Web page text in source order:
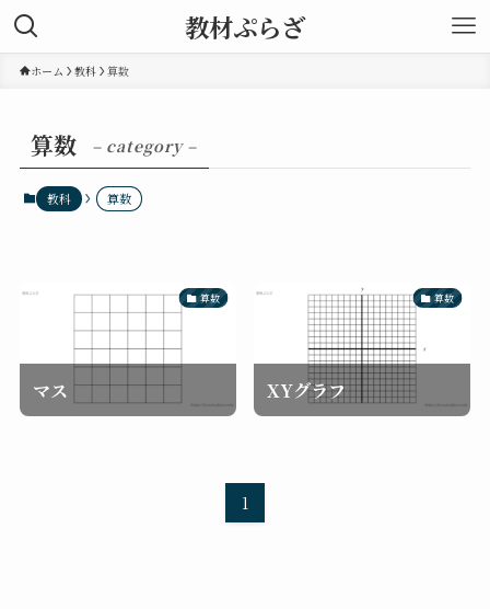
教材ぷらざ
ホーム 教科 算数
算数 – category –
教科 算数
算数
マス
算数
XYグラフ
1